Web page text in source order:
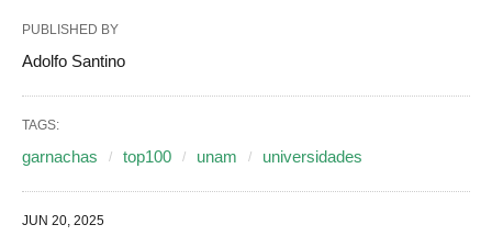
PUBLISHED BY
Adolfo Santino
TAGS:
garnachas top100 unam universidades
JUN 20, 2025